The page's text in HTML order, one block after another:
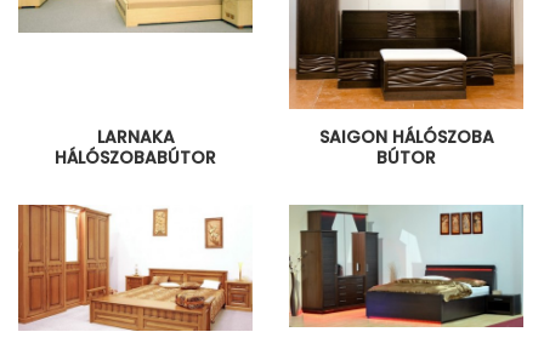
LARNAKA
HÁLÓSZOBABÚTOR
SAIGON HÁLÓSZOBA
BÚTOR